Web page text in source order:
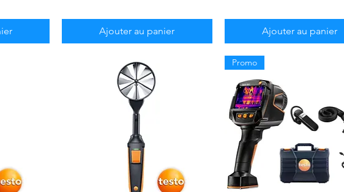
Ajouter au panier Ajouter au panier
Promo